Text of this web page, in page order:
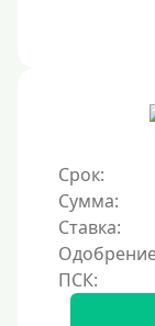
С 21 года
С 22 лет
С 23 лет
С 25 лет
Срок:
Сумма:
Ставка: